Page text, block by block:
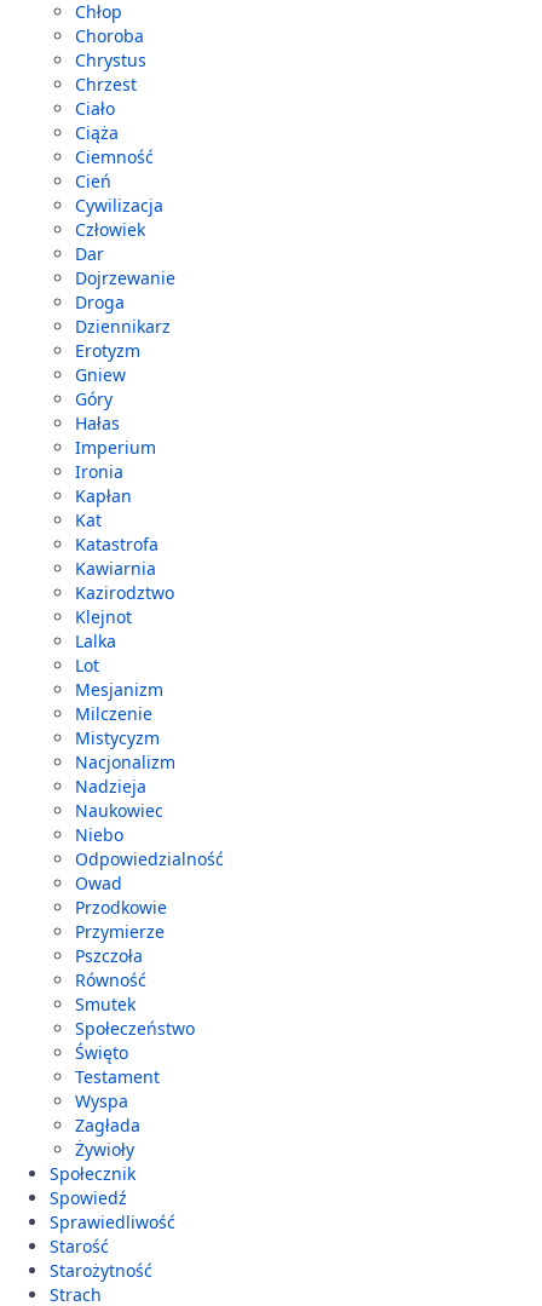
Chłop
Choroba
Chrystus
Chrzest
Ciało
Ciąża
Ciemność
Cień
Cywilizacja
Człowiek
Dar
Dojrzewanie
Droga
Dziennikarz
Erotyzm
Gniew
Góry
Hałas
Imperium
Ironia
Kapłan
Kat
Katastrofa
Kawiarnia
Kazirodztwo
Klejnot
Lalka
Lot
Mesjanizm
Milczenie
Mistycyzm
Nacjonalizm
Nadzieja
Naukowiec
Niebo
Odpowiedzialność
Owad
Przodkowie
Przymierze
Pszczoła
Równość
Smutek
Społeczeństwo
Święto
Testament
Wyspa
Zagłada
Żywioły
Społecznik
Spowiedź
Sprawiedliwość
Starość
Starożytność
Strach